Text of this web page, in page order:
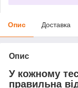
Опис Доставка
Опис
У кожному
правильна